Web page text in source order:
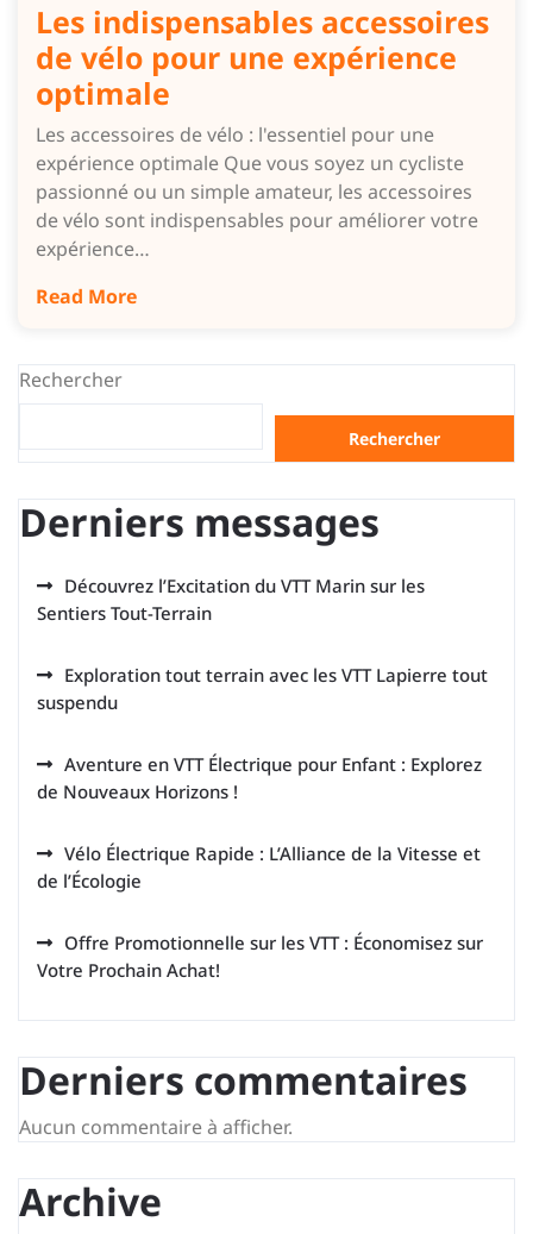
Les indispensables accessoires
de vélo pour une expérience
optimale
Les accessoires de vélo : l'essentiel pour une
expérience optimale Que vous soyez un cycliste
passionné ou un simple amateur, les accessoires
de vélo sont indispensables pour améliorer votre
expérience…
Read More
Rechercher
Rechercher
Derniers messages
Découvrez l’Excitation du VTT Marin sur les
Sentiers Tout-Terrain
Exploration tout terrain avec les VTT Lapierre tout
suspendu
Aventure en VTT Électrique pour Enfant : Explorez
de Nouveaux Horizons !
Vélo Électrique Rapide : L’Alliance de la Vitesse et
de l’Écologie
Offre Promotionnelle sur les VTT : Économisez sur
Votre Prochain Achat!
Derniers commentaires
Aucun commentaire à afficher.
Archive